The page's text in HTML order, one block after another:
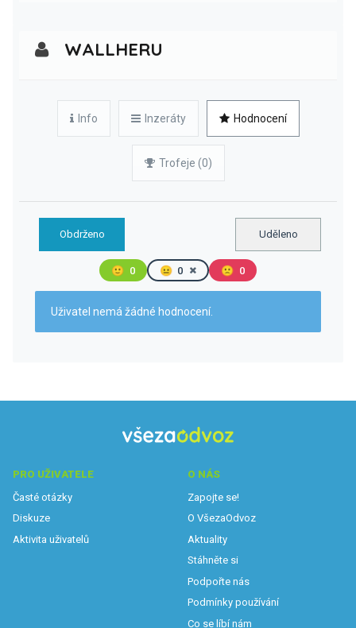
WALLHERU
Info Inzeráty Hodnocení
Trofeje (0)
Obdrženo Uděleno
🙂 0 😐 0 🙁 0
Uživatel nemá žádné hodnocení.
PRO UŽIVATELE
Časté otázky
Diskuze
Aktivita uživatelů
O NÁS
Zapojte se!
O VšezaOdvoz
Aktuality
Stáhněte si
Podpořte nás
Podmínky používání
Co se líbí nám